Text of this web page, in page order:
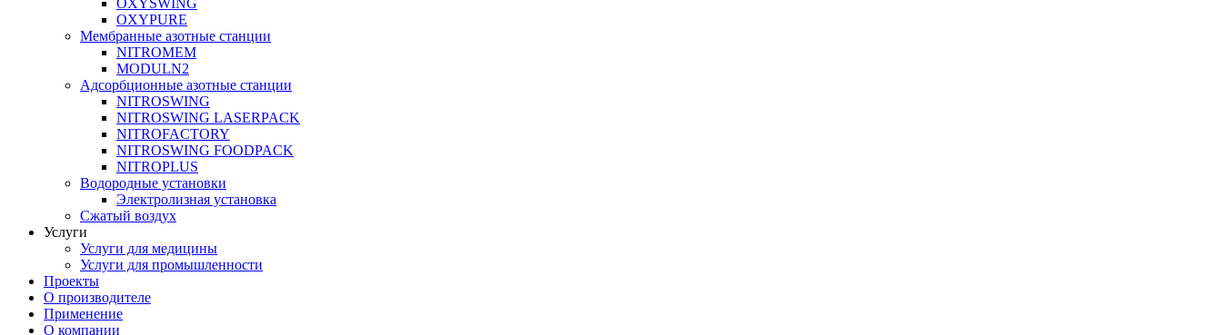
OXYSWING
OXYPURE
Мембранные азотные станции
NITROMEM
MODULN2
Адсорбционные азотные станции
NITROSWING
NITROSWING LASERPACK
NITROFACTORY
NITROSWING FOODPACK
NITROPLUS
Водородные установки
Электролизная установка
Сжатый воздух
Услуги
Услуги для медицины
Услуги для промышленности
Проекты
О производителе
Применение
О компании